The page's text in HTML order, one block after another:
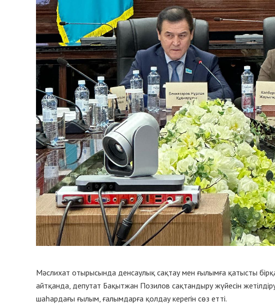
Мәслихат отырысында денсаулық сақтау мен ғылымға қатысты
айтқанда, депутат Бақытжан Позилов сақтандыру жүйесін
шаһардағы ғылым, ғалымдарға қолдау керегін сөз етті.